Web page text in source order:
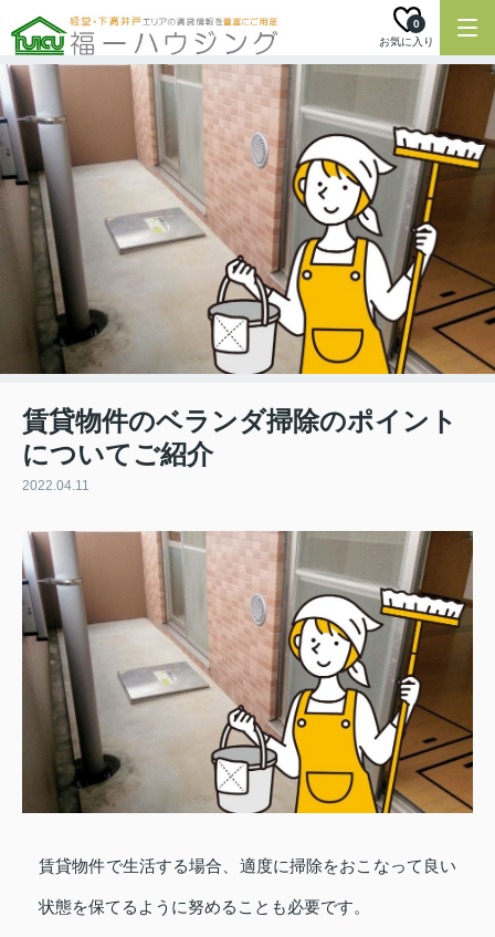
お気に入り
0
賃貸物件のベランダ掃除のポイント
についてご紹介
2022.04.11
賃貸物件で生活する場合、適度に掃除をおこなって良い
状態を保てるように努めることも必要です。